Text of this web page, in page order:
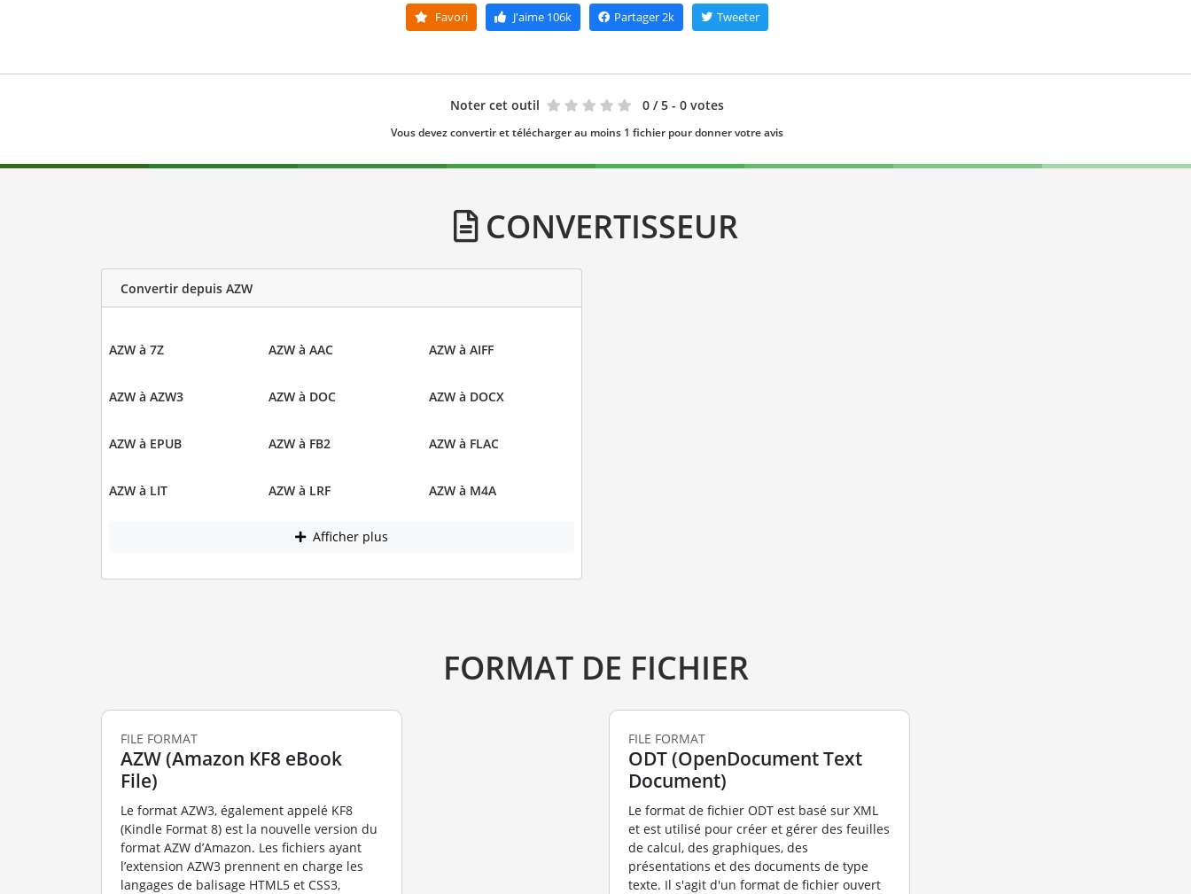
Favori J'aime106k Partager2k Tweeter
Noter cet outil 0 / 5 - 0 votes
Vous devez convertir et télécharger au moins 1 fichier pour donner votre avis
CONVERTISSEUR
Convertir depuis AZW
AZW à 7Z AZW à AAC AZW à AIFF
AZW à AZW3 AZW à DOC AZW à DOCX
AZW à EPUB AZW à FB2 AZW à FLAC
AZW à LIT AZW à LRF AZW à M4A
Afficher plus
FORMAT DE FICHIER
FILE FORMAT
AZW (Amazon KF8 eBook
File)
Le format AZW3, également appelé KF8
(Kindle Format 8) est la nouvelle version du
format AZW d’Amazon. Les fichiers ayant
l’extension AZW3 prennent en charge les
langages de balisage HTML5 et CSS3,
FILE FORMAT
ODT (OpenDocument Text
Document)
Le format de fichier ODT est basé sur XML
et est utilisé pour créer et gérer des feuilles
de calcul, des graphiques, des
présentations et des documents de type
texte. Il s'agit d'un format de fichier ouvert